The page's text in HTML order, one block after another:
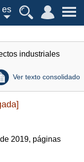
es
industriales
Ver texto consolidado
2019, páginas